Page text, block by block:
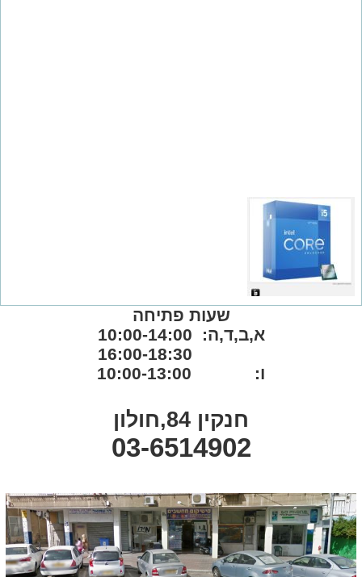
שעות פתיחה
א,ב,ד,ה: 10:00-14:00
ו: 10:00-13:00
חנקין 84,חולון
03-6514902